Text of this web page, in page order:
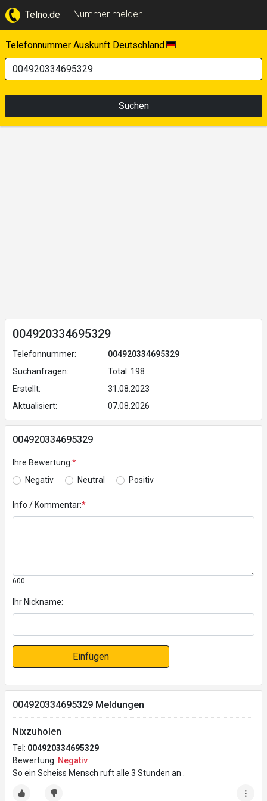
Telno.de Nummer melden
Telefonnummer Auskunft Deutschland
Suchen
004920334695329
Telefonnummer:
004920334695329
Suchanfragen:
Total: 198
Erstellt:
31.08.2023
Aktualisiert:
07.08.2026
004920334695329
Ihre Bewertung:*
Negativ
Neutral Positiv
Info / Kommentar:*
600
Ihr Nickname:
Einfügen
004920334695329 Meldungen
Nixzuholen
Tel: 004920334695329
Bewertung: Negativ
So ein Scheiss Mensch ruft alle 3 Stunden an .